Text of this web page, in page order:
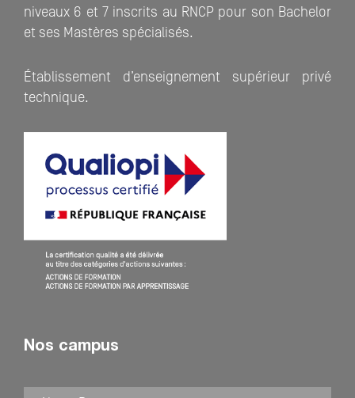
niveaux 6 et 7 inscrits au RNCP pour son Bachelor
et ses Mastères spécialisés.
Établissement d’enseignement supérieur privé
technique.
Nos campus